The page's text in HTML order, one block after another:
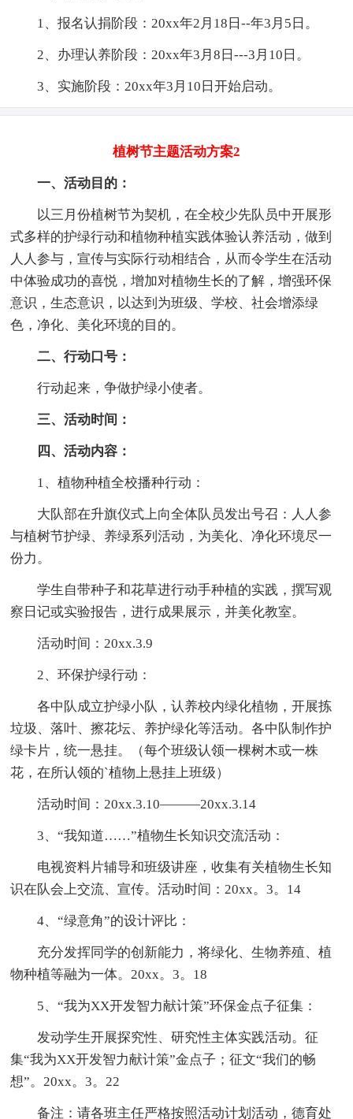
1、报名认捐阶段：20xx年2月18日--年3月5日。
2、办理认养阶段：20xx年3月8日---3月10日。
3、实施阶段：20xx年3月10日开始启动。
植树节主题活动方案2
一、活动目的：
以三月份植树节为契机，在全校少先队员中开展形
式多样的护绿行动和植物种植实践体验认养活动，做到
人人参与，宣传与实际行动相结合，从而令学生在活动
中体验成功的喜悦，增加对植物生长的了解，增强环保
意识，生态意识，以达到为班级、学校、社会增添绿
色，净化、美化环境的目的。
二、行动口号：
行动起来，争做护绿小使者。
三、活动时间：
四、活动内容：
1、植物种植全校播种行动：
大队部在升旗仪式上向全体队员发出号召：人人参
与植树节护绿、养绿系列活动，为美化、净化环境尽一
份力。
学生自带种子和花草进行动手种植的实践，撰写观
察日记或实验报告，进行成果展示，并美化教室。
活动时间：20xx.3.9
2、环保护绿行动：
各中队成立护绿小队，认养校内绿化植物，开展拣
垃圾、落叶、擦花坛、养护绿化等活动。各中队制作护
绿卡片，统一悬挂。（每个班级认领一棵树木或一株
花，在所认领的`植物上悬挂上班级）
活动时间：20xx.3.10———20xx.3.14
3、“我知道……”植物生长知识交流活动：
电视资料片辅导和班级讲座，收集有关植物生长知
识在队会上交流、宣传。活动时间：20xx。3。14
4、“绿意角”的设计评比：
充分发挥同学的创新能力，将绿化、生物养殖、植
物种植等融为一体。20xx。3。18
5、“我为XX开发智力献计策”环保金点子征集：
发动学生开展探究性、研究性主体实践活动。征
集“我为XX开发智力献计策”金点子；征文“我们的畅
想”。20xx。3。22
备注：请各班主任严格按照活动计划活动，德育处